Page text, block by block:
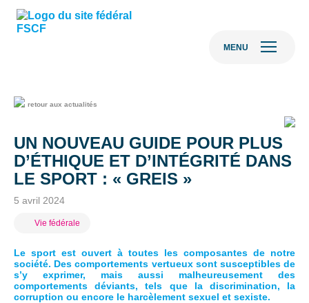
MENU
retour aux actualités
UN NOUVEAU GUIDE POUR PLUS
D’ÉTHIQUE ET D’INTÉGRITÉ DANS
LE SPORT : « GREIS »
5 avril 2024
Vie fédérale
Le sport est ouvert à toutes les composantes de notre
société. Des comportements vertueux sont susceptibles de
s’y exprimer, mais aussi malheureusement des
comportements déviants, tels que la discrimination, la
corruption ou encore le harcèlement sexuel et sexiste.